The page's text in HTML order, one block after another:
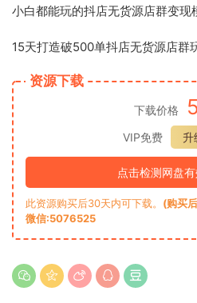
小白都能玩的抖店无货源店群变现
15天打造破500单抖店无货源店群
资源下载
下载价格 5
VIP免费
升
点击检测网盘
此资源购买后30天内可下载。 (购买
微信:5076525